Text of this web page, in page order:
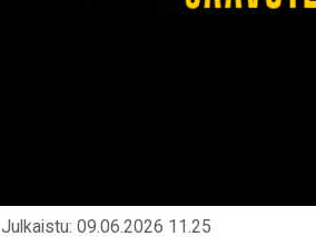
Julkaistu: 09.06.2026 11.25